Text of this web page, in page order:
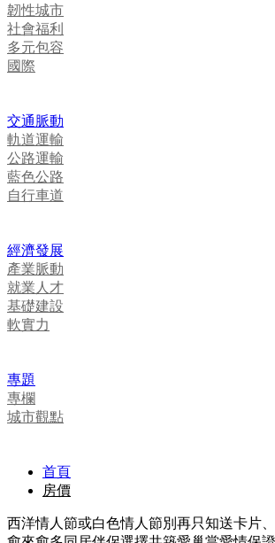
韌性城市
社會福利
多元包容
國際
交通脈動
軌道運輸
公路運輸
藍色公路
自行車道
經濟發展
產業脈動
就業人才
基礎建設
軟實力
專題
專欄
城市觀點
首頁
房價
西洋情人節或白色情人節別再只知送卡片